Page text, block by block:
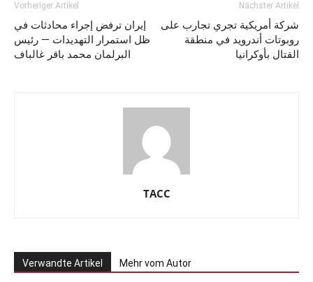
Vorheriger Artikel
إيران ترفض إجراء محادثات في
ظل استمرار التهديدات — رئيس
البرلمان محمد باقر غالباف
Nächster Artikel
شركة أمريكية تجري تجارب على
روبوتات أندرويد في منطقة
القتال بأوكرانيا
TACC
Verwandte Artikel Mehr vom Autor